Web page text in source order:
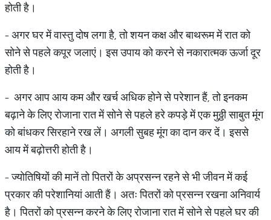
होती है।
- अगर घर में वास्तु दोष लगा है, तो शयन कक्ष और बाथरूम में रात को
सोने से पहले कपूर जलाएं। इस उपाय को करने से नकारात्मक ऊर्जा दूर
होती है।
- अगर आप आय कम और खर्च अधिक होने से परेशान हैं, तो इनकम
बढ़ाने के लिए रोजाना रात में सोने से पहले हरे कपड़े में एक मुठ्ठी साबुत मूंग
को बांधकर सिरहाने रख लें। अगली सुबह मूंग का दान कर दें। इससे
आय में बढ़ोत्तरी होती है।
- ज्योतिषियों की मानें तो पितरों के अप्रसन्न रहने से भी जीवन में कई
प्रकार की परेशानियां आती हैं। अतः पितरों को प्रसन्न रखना अनिवार्य
है। पितरों को प्रसन्न करने के लिए रोजाना रात में सोने से पहले घर की